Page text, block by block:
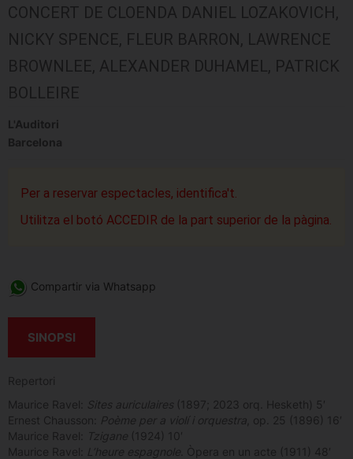
CONCERT DE CLOENDA DANIEL LOZAKOVICH,
NICKY SPENCE, FLEUR BARRON, LAWRENCE
BROWNLEE, ALEXANDER DUHAMEL, PATRICK
BOLLEIRE
L'Auditori
Barcelona
Per a reservar espectacles, identifica't.
Utilitza el botó ACCEDIR de la part superior de la pàgina.
Compartir via Whatsapp
SINOPSI
Repertori
Maurice Ravel:
Sites auriculaires (1897; 2023 orq. Hesketh) 5′
Ernest Chausson:
Poème per a violí i orquestra , op. 25 (1896) 16′
Maurice Ravel:
Tzigane (1924) 10′
Maurice Ravel:
L’heure espagnole . Òpera en un acte (1911) 48′